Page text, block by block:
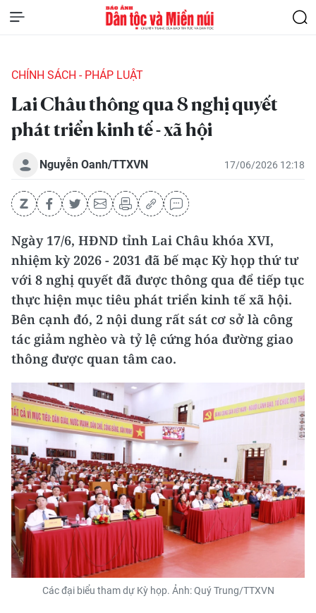
CHÍNH SÁCH - PHÁP LUẬT
Lai Châu thông qua 8 nghị quyết
phát triển kinh tế - xã hội
Nguyễn Oanh/TTXVN 17/06/2026 12:18
Ngày 17/6, HĐND tỉnh Lai Châu khóa XVI,
nhiệm kỳ 2026 - 2031 đã bế mạc Kỳ họp thứ tư
với 8 nghị quyết đã được thông qua để tiếp tục
thực hiện mục tiêu phát triển kinh tế xã hội.
Bên cạnh đó, 2 nội dung rất sát cơ sở là công
tác giảm nghèo và tỷ lệ cứng hóa đường giao
thông được quan tâm cao.
Các đại biểu tham dự Kỳ họp. Ảnh: Quý Trung/TTXVN